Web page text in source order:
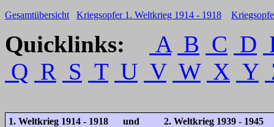
Gesamtübersicht Kriegsopfer 1. Weltkrieg 1914 - 1918
Quicklinks: A B C D
Q R S T U V W X Y
1. Weltkrieg 1914 - 1918 und
2. Weltkrieg 1939 - 1945